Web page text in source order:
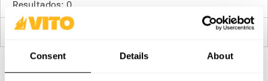
Consent Details About
Resultados: 0